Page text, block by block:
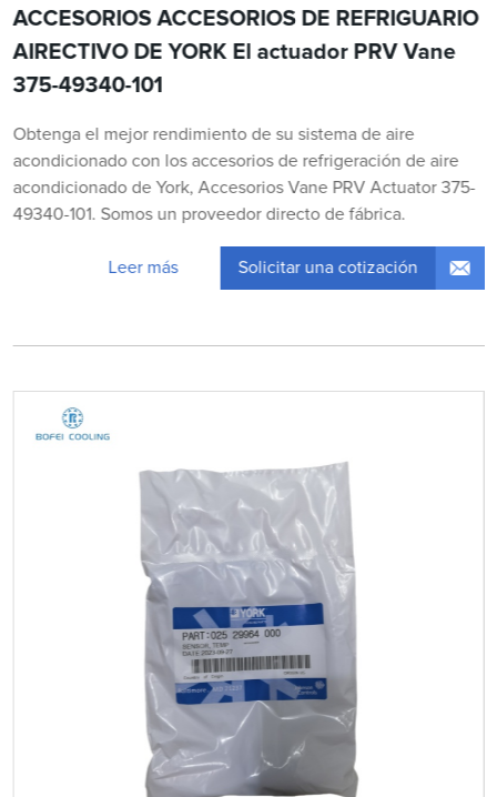
ACCESORIOS ACCESORIOS DE REFRIGUARIO
AIRECTIVO DE YORK El actuador PRV Vane
375-49340-101
Obtenga el mejor rendimiento de su sistema de aire
acondicionado con los accesorios de refrigeración de aire
acondicionado de York, Accesorios Vane PRV Actuator 375-
49340-101. Somos un proveedor directo de fábrica.
Leer más Solicitar una cotización